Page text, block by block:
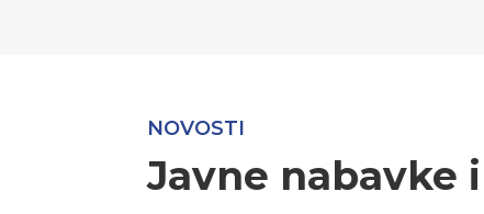
NOVOSTI
Javne nabavke